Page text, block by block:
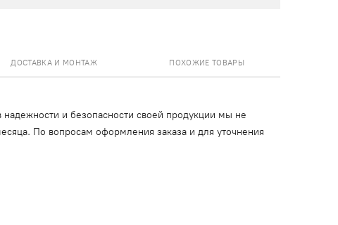
ДОСТАВКА И МОНТАЖ ПОХОЖИЕ ТОВАРЫ
и безопасности своей продукции мы не
По вопросам оформления заказа и для уточнения